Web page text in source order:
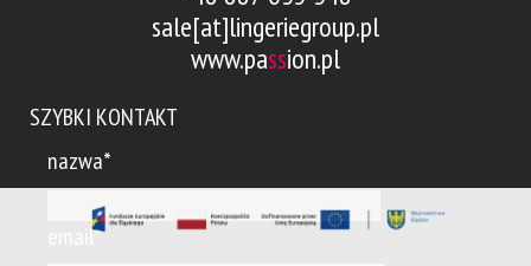
sale[at]lingeriegroup.pl
www.passion.pl
SZYBKI KONTAKT
nazwa*
email*